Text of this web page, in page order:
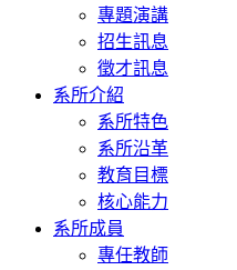
專題演講
招生訊息
徵才訊息
系所介紹
系所特色
系所沿革
教育目標
核心能力
系所成員
專任教師